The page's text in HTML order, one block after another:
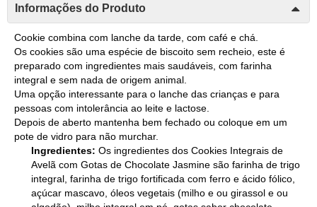
Informações do Produto
Cookie combina com lanche da tarde, com café e chá.
Os cookies são uma espécie de biscoito sem recheio, este é
preparado com ingredientes mais saudáveis, com farinha
integral e sem nada de origem animal.
Uma opção interessante para o lanche das crianças e para
pessoas com intolerância ao leite e lactose.
Depois de aberto mantenha bem fechado ou coloque em um
pote de vidro para não murchar.
Ingredientes: Os ingredientes dos Cookies Integrais de
Avelã com Gotas de Chocolate Jasmine são farinha de trigo
integral, farinha de trigo fortificada com ferro e ácido fólico,
açúcar mascavo, óleos vegetais (milho e ou girassol e ou